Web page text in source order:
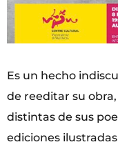
Es un hecho
de reeditar su
distintas de sus
ediciones